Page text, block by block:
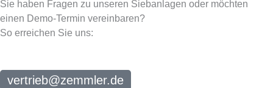
Sie haben Fragen zu unseren Siebanlagen oder möchten
einen Demo-Termin vereinbaren?
So erreichen Sie uns:
vertrieb@zemmler.de